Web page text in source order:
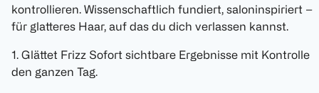
kontrollieren. Wissenschaftlich fundiert, saloninspiriert –
für glatteres Haar, auf das du dich verlassen kannst.
1. Glättet Frizz Sofort sichtbare Ergebnisse mit Kontrolle
den ganzen Tag.